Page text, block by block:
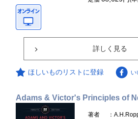
詳しく見る
ほしいものリストに登録 い
Adams & Victor's Principles of
著者
：